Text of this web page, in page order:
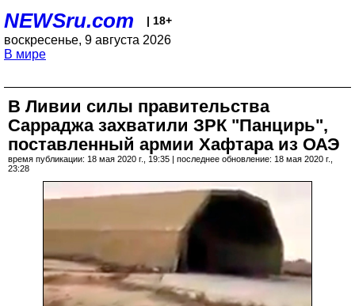
NEWSru.com | 18+
воскресенье, 9 августа 2026
В мире
В Ливии силы правительства
Сарраджа захватили ЗРК "Панцирь",
поставленный армии Хафтара из ОАЭ
время публикации: 18 мая 2020 г., 19:35 | последнее обновление: 18 мая 2020 г.,
23:28